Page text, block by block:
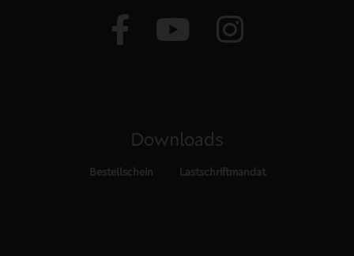
Downloads
Bestellschein Lastschriftmandat